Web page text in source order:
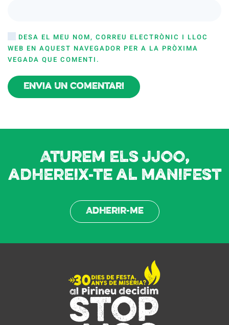
DESA EL MEU NOM, CORREU ELECTRÒNIC I LLOC
WEB EN AQUEST NAVEGADOR PER A LA PRÒXIMA
VEGADA QUE COMENTI.
Envia un comentari
Aturem els JJOO,
adhereix-te al manifest
Adherir-me